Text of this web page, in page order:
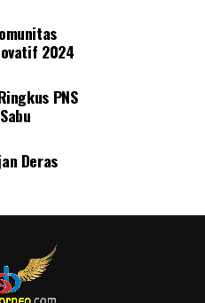
2024
PNS
Deras